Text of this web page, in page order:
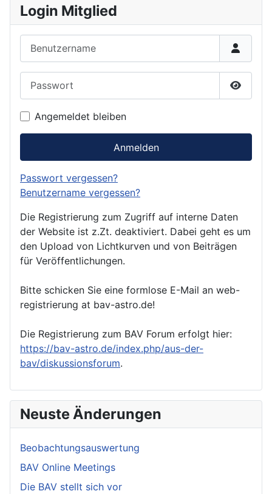
Login Mitglied
Angemeldet bleiben
Anmelden
Passwort vergessen?
Benutzername vergessen?
Die Registrierung zum Zugriff auf interne Daten
der Website ist z.Zt. deaktiviert. Dabei geht es um
den Upload von Lichtkurven und von Beiträgen
für Veröffentlichungen.
Bitte schicken Sie eine formlose E-Mail an web-
registrierung at bav-astro.de!
Die Registrierung zum BAV Forum erfolgt hier:
https://bav-astro.de/index.php/aus-der-
bav/diskussionsforum.
Neuste Änderungen
Beobachtungsauswertung
BAV Online Meetings
Die BAV stellt sich vor